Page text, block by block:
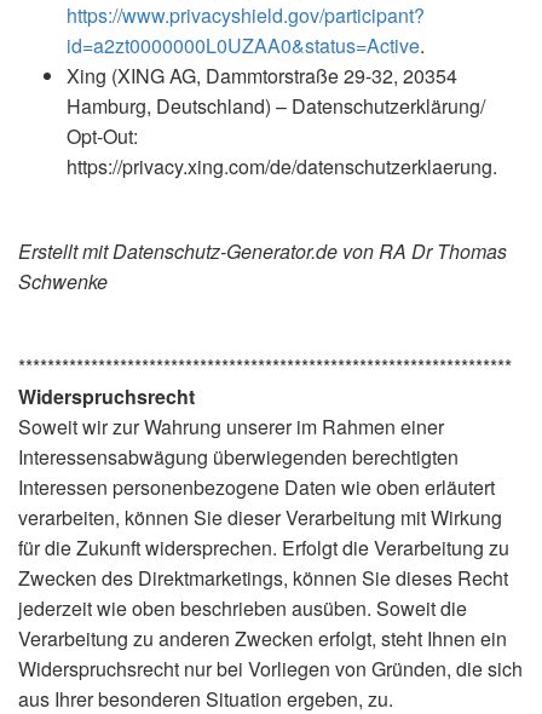
https://www.privacyshield.gov/participant?
id=a2zt0000000L0UZAA0&status=Active.
Xing (XING AG, Dammtorstraße 29-32, 20354
Hamburg, Deutschland) – Datenschutzerklärung/
Opt-Out:
https://privacy.xing.com/de/datenschutzerklaerung.
Erstellt mit Datenschutz-Generator.de von RA Dr Thomas
Schwenke
********************************************************************
Widerspruchsrecht
Soweit wir zur Wahrung unserer im Rahmen einer
Interessensabwägung überwiegenden berechtigten
Interessen personenbezogene Daten wie oben erläutert
verarbeiten, können Sie dieser Verarbeitung mit Wirkung
für die Zukunft widersprechen. Erfolgt die Verarbeitung zu
Zwecken des Direktmarketings, können Sie dieses Recht
jederzeit wie oben beschrieben ausüben. Soweit die
Verarbeitung zu anderen Zwecken erfolgt, steht Ihnen ein
Widerspruchsrecht nur bei Vorliegen von Gründen, die sich
aus Ihrer besonderen Situation ergeben, zu.